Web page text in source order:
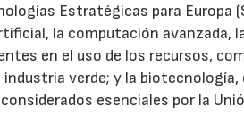
Estratégicas para Europa
la computación avanzada,
en el uso de los recursos,
verde; y la biotecnología,
esenciales por la